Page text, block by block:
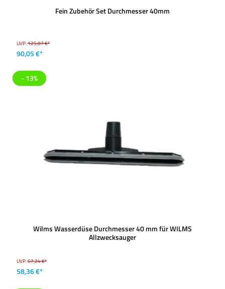
Fein Zubehör Set Durchmesser 40mm
UVP:125,07 €*
90,05 €*
- 13%
Wilms Wasserdüse Durchmesser 40 mm für WILMS
Allzwecksauger
UVP:67,24 €*
58,36 €*